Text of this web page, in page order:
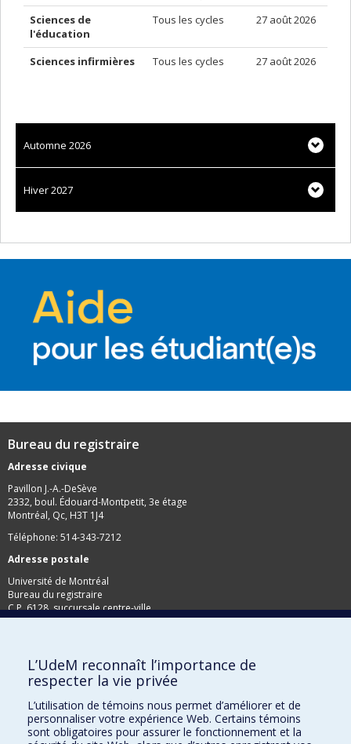
Sciences de
l'éducation
Tous les cycles 27 août 2026
Sciences infirmières Tous les cycles 27 août 2026
Automne 2026
Hiver 2027
Bureau du registraire
Adresse civique
Pavillon J.-A.-DeSève
2332, boul. Édouard-Montpetit, 3e étage
Montréal, Qc, H3T 1J4
Téléphone: 514-343-7212
Adresse postale
Université de Montréal
Bureau du registraire
C.P. 6128, succursale centre-ville
Montréal, Qc, H3C 3J7
L’UdeM reconnaît l’importance de
respecter la vie privée
L’utilisation de témoins nous permet d’améliorer et de
personnaliser votre expérience Web. Certains témoins
sont obligatoires pour assurer le fonctionnement et la